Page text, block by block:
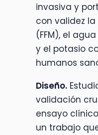
invasiva y
con validez
(FFM), el
y el potasio
humanos
Diseño.
validación
ensayo
un trabajo